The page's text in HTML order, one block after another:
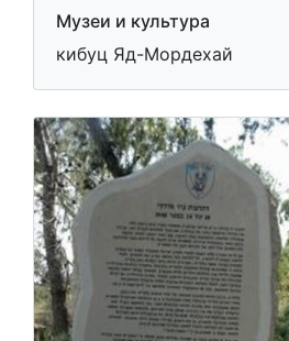
Музеи и культура
кибуц Яд-Мордехай